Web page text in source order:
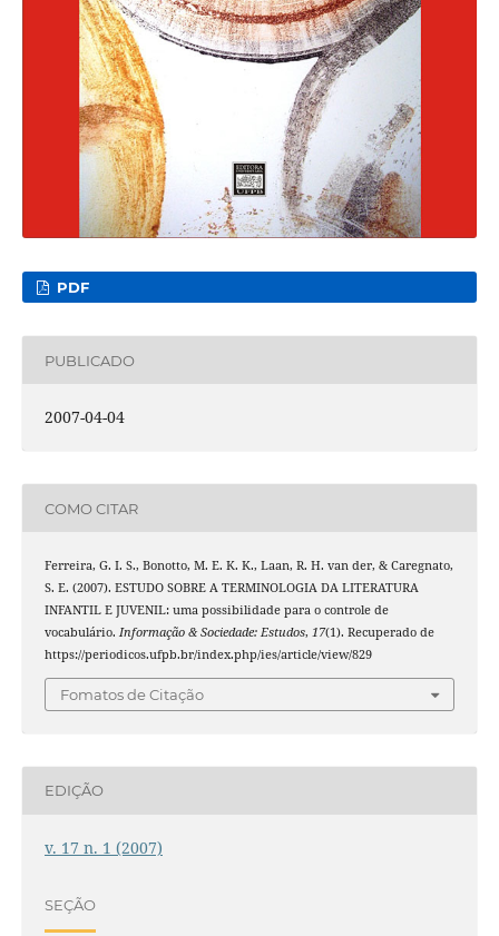
PDF
PUBLICADO
2007-04-04
COMO CITAR
Ferreira, G. I. S., Bonotto, M. E. K. K., Laan, R. H. van der, & Caregnato,
S. E. (2007). ESTUDO SOBRE A TERMINOLOGIA DA LITERATURA
INFANTIL E JUVENIL: uma possibilidade para o controle de
vocabulário. Informação & Sociedade: Estudos, 17(1). Recuperado de
https://periodicos.ufpb.br/index.php/ies/article/view/829
Fomatos de Citação
EDIÇÃO
v. 17 n. 1 (2007)
SEÇÃO